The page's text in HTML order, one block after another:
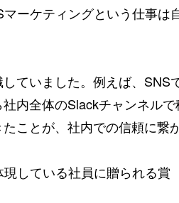
ーケティングという仕事
ていました。例えば、
内全体のSlackチャンネル
ことが、社内での信頼に繋
している社員に贈られる賞